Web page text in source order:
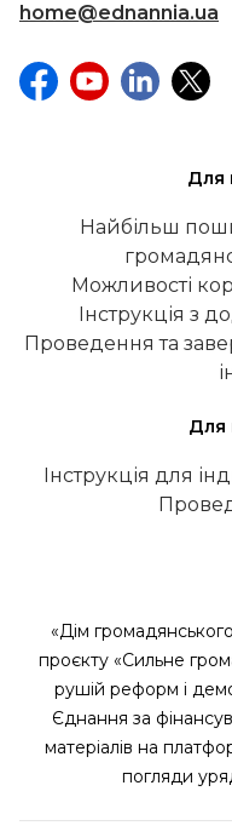
home@ednannia.ua
Для
Найбільш
Можливості
Інструкція з
Проведення та
Для
Інструкція для
«Дім
проєкту «Сильне
рушій реформ і
Єднання за
матеріалів на
погляди